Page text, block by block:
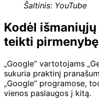
Šaltinis: YouTube
Kodėl
teikti
„Google“ vartotojams
sukuria praktinį
„Google“ programose,
vienos paslaugos į kitą.